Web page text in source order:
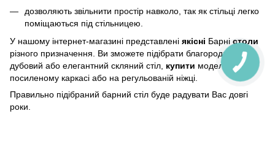
дозволяють звільнити простір навколо, так як стільці легко
поміщаються під стільницею.
У нашому інтернет-магазині представлені якісні Барні столи
різного призначення. Ви зможете підібрати благородний
дубовий або елегантний скляний стіл, купити модель на
посиленому каркасі або на регульованій ніжці.
Правильно підібраний барний стіл буде радувати Вас довгі
роки.